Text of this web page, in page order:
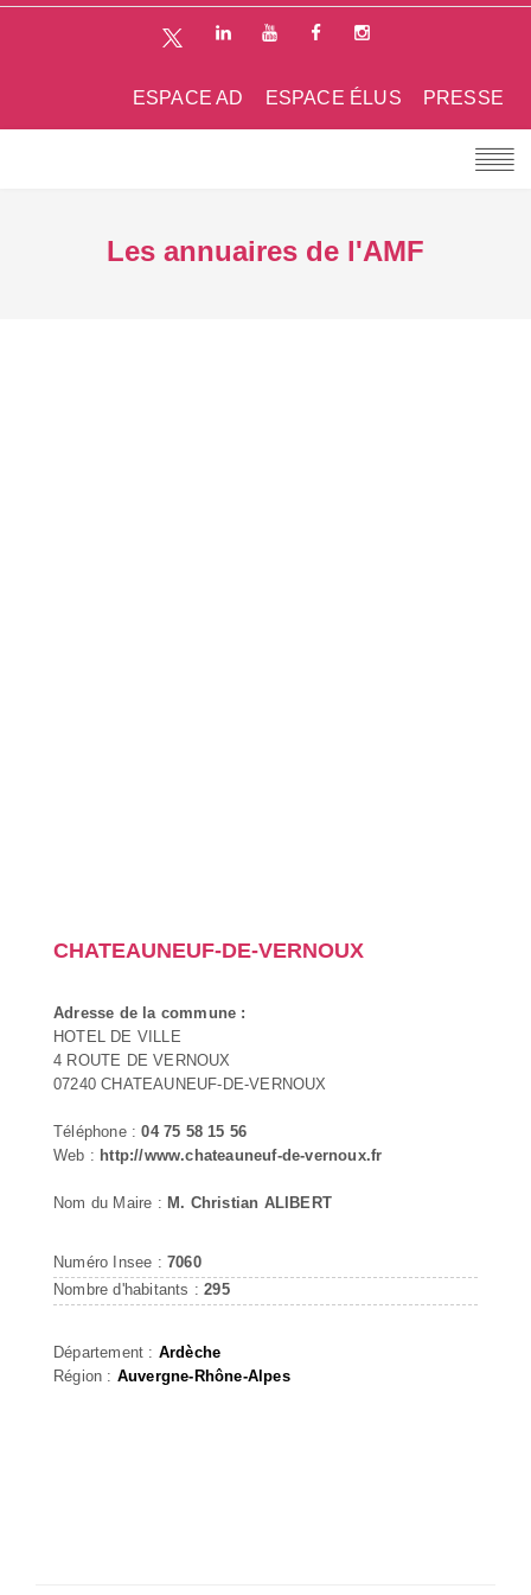
PRESSE
ESPACE ÉLUS
ESPACE AD
Les annuaires de l'AMF
CHATEAUNEUF-DE-VERNOUX
Adresse de la commune :
HOTEL DE VILLE
4 ROUTE DE VERNOUX
07240 CHATEAUNEUF-DE-VERNOUX
Téléphone :04 75 58 15 56
Web : http://www.chateauneuf-de-vernoux.fr
Nom du Maire : M. Christian ALIBERT
Numéro Insee : 7060
Nombre d'habitants :295
Département : Ardèche
Région : Auvergne-Rhône-Alpes